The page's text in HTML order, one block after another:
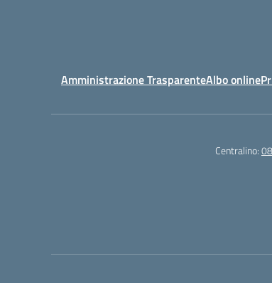
Amministrazione TrasparenteAlbo online
Centralino: